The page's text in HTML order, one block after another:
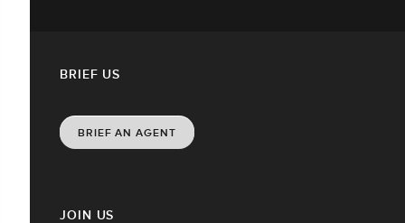
JOIN US
BRIEF US
BRIEF AN AGENT